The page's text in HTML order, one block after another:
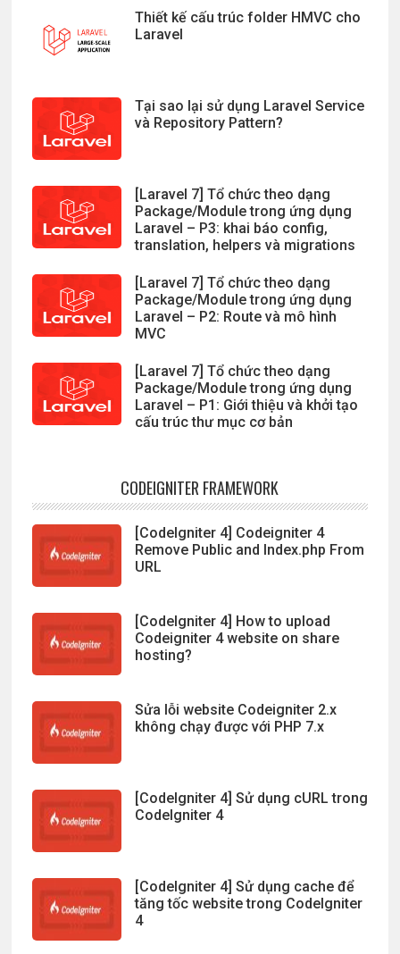
Thiết kế cấu trúc folder HMVC cho
Laravel
Tại sao lại sử dụng Laravel Service
và Repository Pattern?
[Laravel 7] Tổ chức theo dạng
Package/Module trong ứng dụng
Laravel – P3: khai báo config,
translation, helpers và migrations
[Laravel 7] Tổ chức theo dạng
Package/Module trong ứng dụng
Laravel – P2: Route và mô hình
MVC
[Laravel 7] Tổ chức theo dạng
Package/Module trong ứng dụng
Laravel – P1: Giới thiệu và khởi tạo
cấu trúc thư mục cơ bản
CODEIGNITER FRAMEWORK
[CodeIgniter 4] Codeigniter 4
Remove Public and Index.php From
URL
[CodeIgniter 4] How to upload
Codeigniter 4 website on share
hosting?
Sửa lỗi website Codeigniter 2.x
không chạy được với PHP 7.x
[CodeIgniter 4] Sử dụng cURL trong
CodeIgniter 4
[CodeIgniter 4] Sử dụng cache để
tăng tốc website trong CodeIgniter
4